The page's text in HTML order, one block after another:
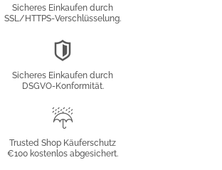
Sicheres Einkaufen durch
SSL/HTTPS-Verschlüsselung.
Sicheres Einkaufen durch
DSGVO-Konformität.
Käuferschutz
Trusted Shop Käuferschutz
€100 kostenlos abgesichert.